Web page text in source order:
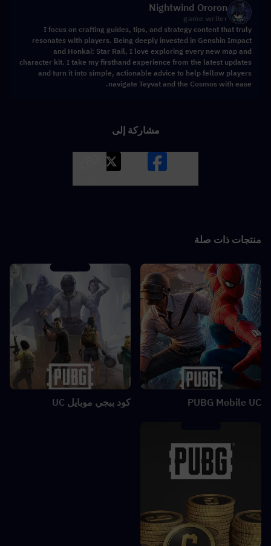
Nightwind Ororon
game writer
I focus on crafting guides, tips, and strategy content that truly
resonates with players. Being deeply invested in Genshin Impact
and Honkai: Star Rail, I love exploring every new map and
character kit. I take my firsthand experience from the latest updates
and turn it into simple, actionable advice to help fellow players
navigate Teyvat and the Cosmos with ease.
مشاركة إلى
منتجات ذات صلة
PUBG Mobile UC كود ببجي موبايل UC